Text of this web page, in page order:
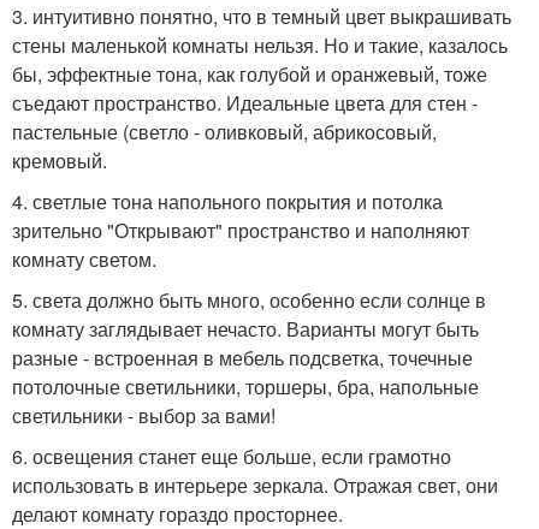
3. интуитивно понятно, что в темный цвет выкрашивать
стены маленькой комнаты нельзя. Но и такие, казалось
бы, эффектные тона, как голубой и оранжевый, тоже
съедают пространство. Идеальные цвета для стен -
пастельные (светло - оливковый, абрикосовый,
кремовый.
4. светлые тона напольного покрытия и потолка
зрительно "Открывают" пространство и наполняют
комнату светом.
5. света должно быть много, особенно если солнце в
комнату заглядывает нечасто. Варианты могут быть
разные - встроенная в мебель подсветка, точечные
потолочные светильники, торшеры, бра, напольные
светильники - выбор за вами!
6. освещения станет еще больше, если грамотно
использовать в интерьере зеркала. Отражая свет, они
делают комнату гораздо просторнее.